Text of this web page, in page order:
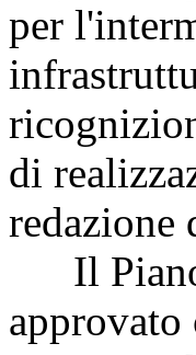
per
di
redazione
Il Piano